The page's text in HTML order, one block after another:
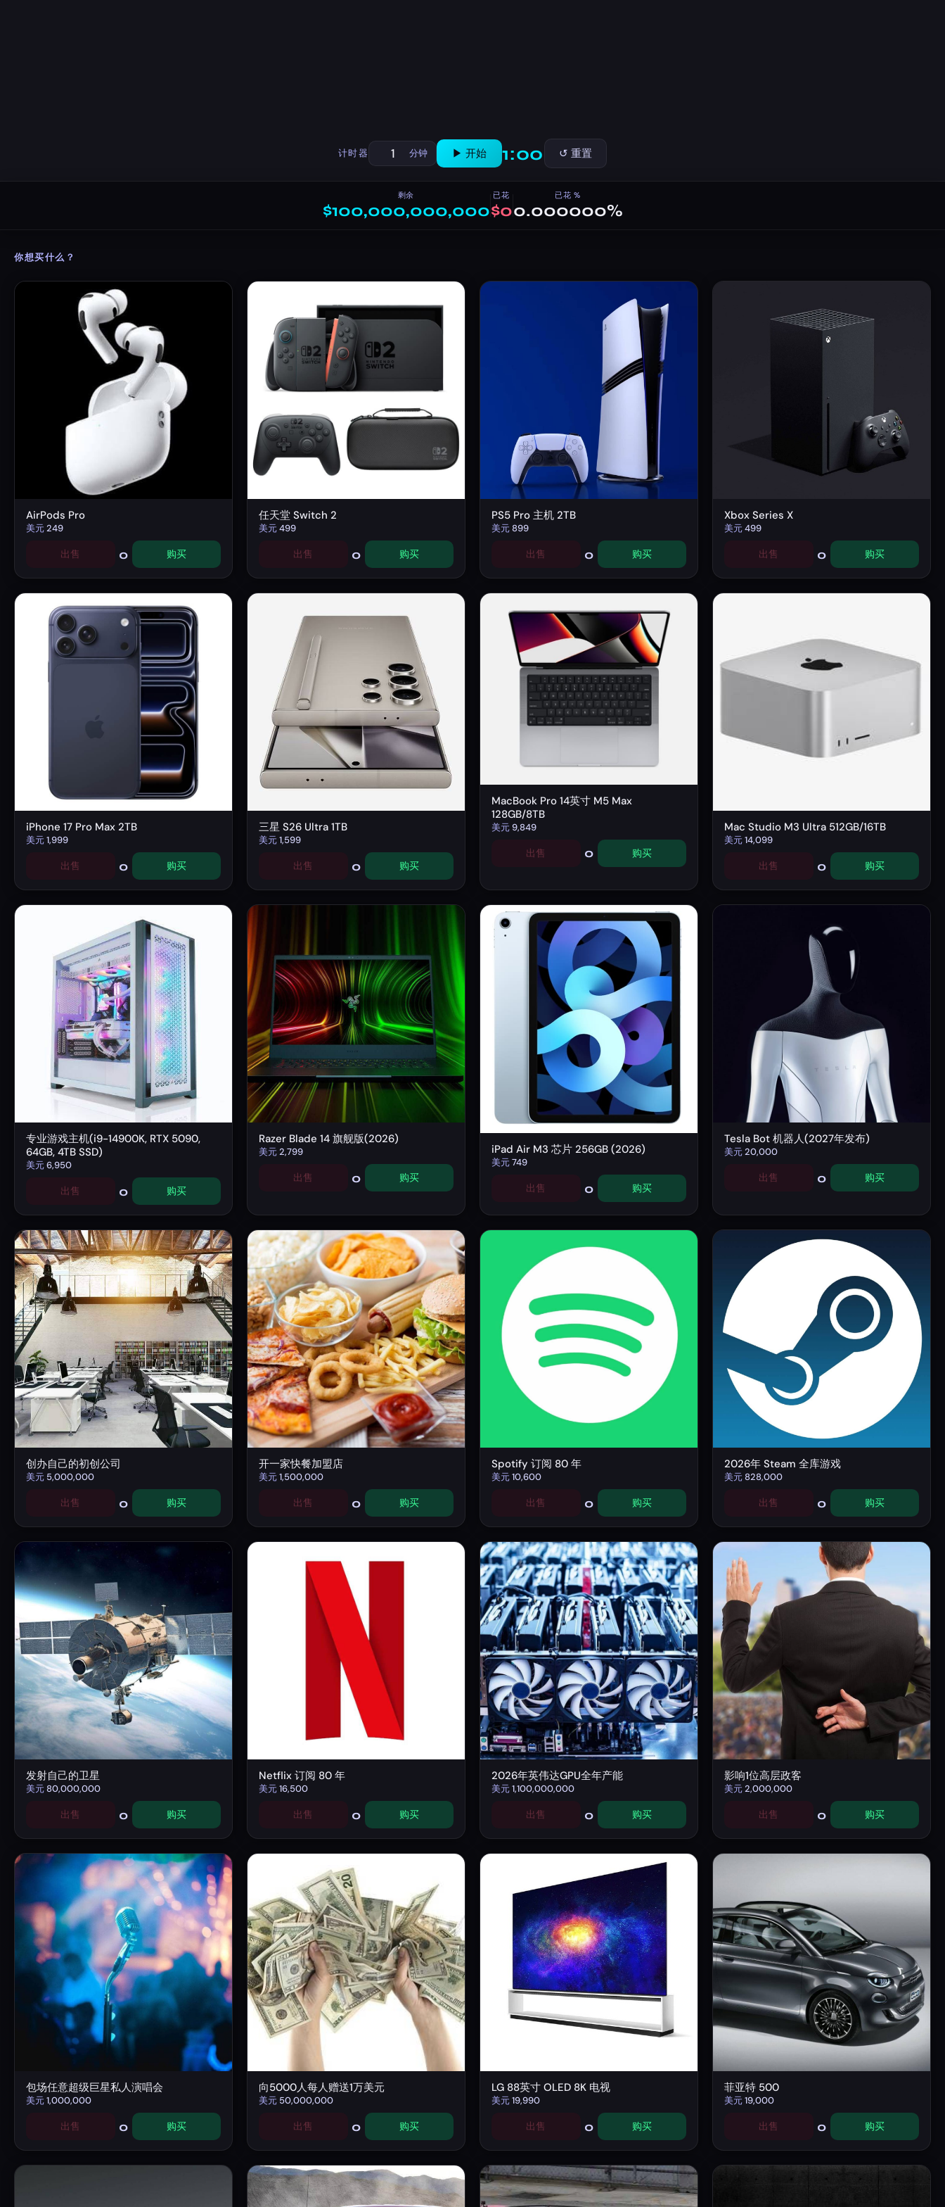
计时器 分钟 ▶ 开始 1:00 ↺ 重置
剩余
$100,000,000,000
已花
$0
已花 %
0.000000%
你想买什么？
AirPods Pro
美元249
出售 0 购买
任天堂 Switch 2
美元499
出售 0 购买
PS5 Pro 主机 2TB
美元899
出售 0 购买
Xbox Series X
美元499
出售 0 购买
iPhone 17 Pro Max 2TB
美元1,999
出售 0 购买
三星 S26 Ultra 1TB
美元1,599
出售 0 购买
MacBook Pro 14英寸 M5 Max
128GB/8TB
美元9,849
出售 0 购买
Mac Studio M3 Ultra 512GB/16TB
美元14,099
出售 0 购买
专业游戏主机(i9-14900K, RTX 5090,
64GB, 4TB SSD)
美元6,950
出售 0 购买
Razer Blade 14 旗舰版(2026)
美元2,799
出售 0 购买
iPad Air M3 芯片 256GB (2026)
美元749
出售 0 购买
Tesla Bot 机器人(2027年发布)
美元20,000
出售 0 购买
创办自己的初创公司
美元 5,000,000
出售 0 购买
开一家快餐加盟店
美元1,500,000
出售 0 购买
Spotify 订阅 80 年
美元10,600
出售 0 购买
2026年 Steam 全库游戏
美元828,000
出售 0 购买
发射自己的卫星
美元80,000,000
出售 0 购买
Netflix 订阅 80 年
美元16,500
出售 0 购买
2026年英伟达GPU全年产能
美元1,100,000,000
出售 0 购买
影响1位高层政客
美元2,000,000
出售 0 购买
包场任意超级巨星私人演唱会
美元1,000,000
出售 0 购买
向5000人每人赠送1万美元
美元 50,000,000
出售 0 购买
LG 88英寸 OLED 8K 电视
美元19,990
出售 0 购买
菲亚特 500
美元19,000
出售 0 购买